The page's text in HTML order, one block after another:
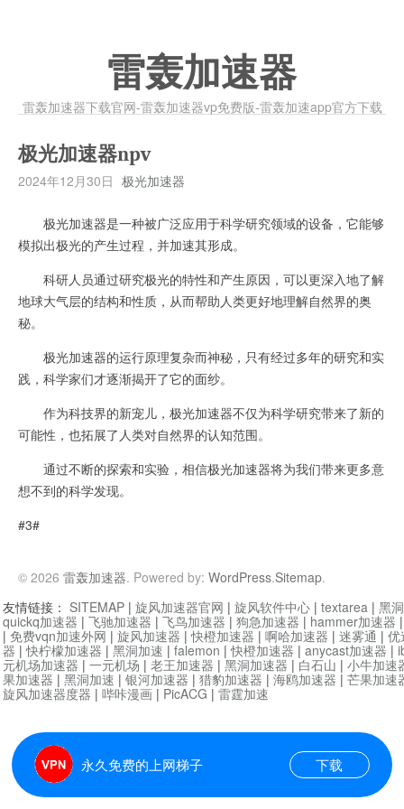
雷轰加速器
雷轰加速器下载官网-雷轰加速器vp免费版-雷轰加速app官方下载
极光加速器npv
2024年12月30日 极光加速器
极光加速器是一种被广泛应用于科学研究领域的设备，它能够
模拟出极光的产生过程，并加速其形成。
科研人员通过研究极光的特性和产生原因，可以更深入地了解
地球大气层的结构和性质，从而帮助人类更好地理解自然界的奥
秘。
极光加速器的运行原理复杂而神秘，只有经过多年的研究和实
践，科学家们才逐渐揭开了它的面纱。
作为科技界的新宠儿，极光加速器不仅为科学研究带来了新的
可能性，也拓展了人类对自然界的认知范围。
通过不断的探索和实验，相信极光加速器将为我们带来更多意
想不到的科学发现。
#3#
© 2026 雷轰加速器. Powered by: WordPress.Sitemap.
永久免费的上网梯子 下载
友情链接： SITEMAP | 旋风加速器官网 | 旋风软件中心 | textarea | 黑
quickq加速器 | 飞驰加速器 | 飞鸟加速器 | 狗急加速器 | hammer加速器
| 免费vqn加速外网 | 旋风加速器 |快橙加速器 | 啊哈加速器 | 迷雾通 | 优
器 |快柠檬加速器 | 黑洞加速 | falemon |快橙加速器 | anycast加速器 |
元机场加速器 | 一元机场 | 老王加速器 | 黑洞加速器 | 白石山 | 小牛加速
果加速器 | 黑洞加速 | 银河加速器 | 猎豹加速器 | 海鸥加速器 | 芒果加速
旋风加速器度器 | 哔咔漫画 | PicACG | 雷霆加速